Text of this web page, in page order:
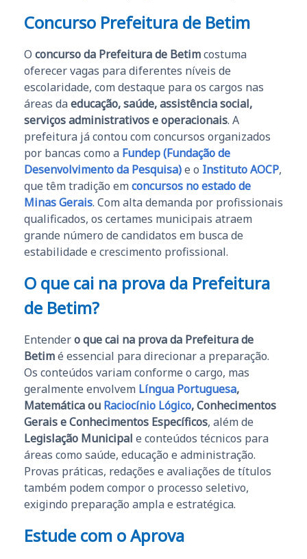
Concurso Prefeitura de Betim
O concurso da Prefeitura de Betimcostuma
oferecer vagas para diferentes níveis de
escolaridade, com destaque para os cargos nas
áreas da educação, saúde, assistência social,
serviços administrativos e operacionais. A
prefeitura já contou com concursos organizados
por bancas como a Fundep (Fundação de
Desenvolvimento da Pesquisa)e o Instituto AOCP,
que têm tradição em concursos no estado de
Minas Gerais. Com alta demanda por profissionais
qualificados, os certames municipais atraem
grande número de candidatos em busca de
estabilidade e crescimento profissional.
O que cai na prova da Prefeitura
de Betim?
Entendero que cai na prova da Prefeitura de
Betimé essencial para direcionar a preparação.
Os conteúdos variam conforme o cargo, mas
geralmente envolvem Língua Portuguesa,
Matemática ou Raciocínio Lógico, Conhecimentos
Gerais e Conhecimentos Específicos, além de
Legislação Municipal e conteúdos técnicos para
áreas como saúde, educação e administração.
Provas práticas, redações e avaliações de títulos
também podem compor o processo seletivo,
exigindo preparação ampla e estratégica.
Estude com o Aprova